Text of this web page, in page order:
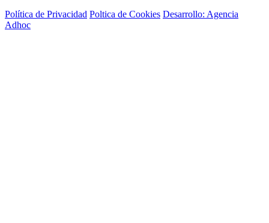
Política de Privacidad Poltica de Cookies Desarrollo: Agencia
Adhoc